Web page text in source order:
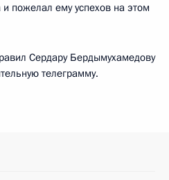
и пожелал ему успехов на этом
Сердару Бердымухамедову
телеграмму.